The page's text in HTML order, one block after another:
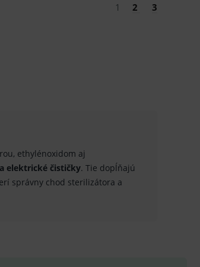
1 2 3
ethylénoxidom aj
elektrické čističky. Tie dopĺňajú
správny chod sterilizátora a